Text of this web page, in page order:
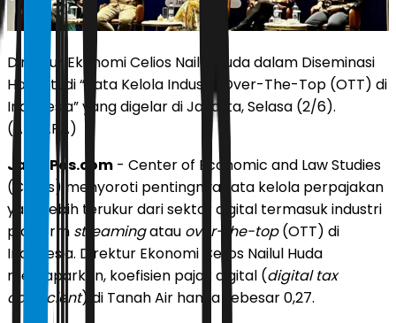
Direktur Ekonomi Celios Nailul Huda dalam Diseminasi
Hasil Studi “Tata Kelola Industri Over-The-Top (OTT) di
Indonesia” yang digelar di Jakarta, Selasa (2/6).
(ANTARA)
JawaPos.com - Center of Economic and Law Studies
(Celios) menyoroti pentingnya tata kelola perpajakan
yang lebih terukur dari sektor digital termasuk industri
platform streamingatau over-the-top(OTT) di
Indonesia. Direktur Ekonomi Celios Nailul Huda
memaparkan, koefisien pajak digital (digital tax
coefficient) di Tanah Air hanya sebesar 0,27.